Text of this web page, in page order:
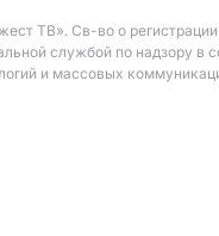
ТВ». Св-во о
службой по надзору в
и массовых